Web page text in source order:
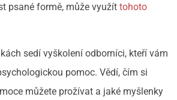
psané formě, může využít tohoto
sedí vyškolení odborníci, kteří vám
pomoc. Vědí, čím si
můžete prožívat a jaké myšlenky